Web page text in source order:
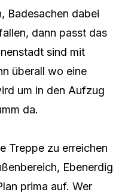
Badesachen dabei
dann passt das
sind mit
überall wo eine
um in den Aufzug
da.
Treppe zu erreichen
Ebenerdig
prima auf. Wer